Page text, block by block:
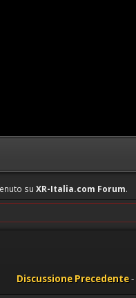
su XR-Italia.com Forum.
Discussione Precedente-